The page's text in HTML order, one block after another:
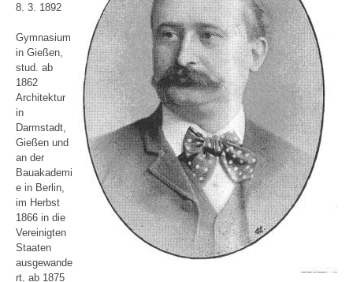
8. 3. 1892
Gymnasium
in Gießen,
stud. ab
1862
Architektur
in
Darmstadt,
Gießen und
an der
Bauakademi
e in Berlin,
im Herbst
1866 in die
Vereinigten
Staaten
ausgewande
rt, ab 1875